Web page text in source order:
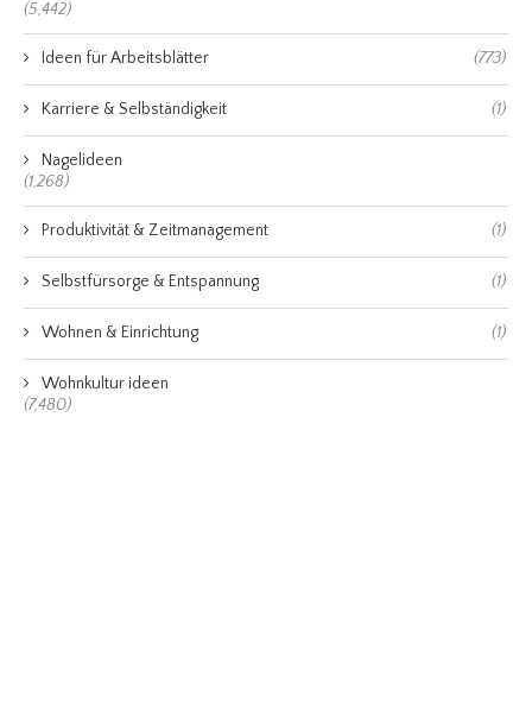
(5,442)
Ideen für Arbeitsblätter (773)
Karriere & Selbständigkeit (1)
Nagelideen
(1,268)
Produktivität & Zeitmanagement (1)
Selbstfürsorge & Entspannung (1)
Wohnen & Einrichtung (1)
Wohnkultur ideen
(7,480)